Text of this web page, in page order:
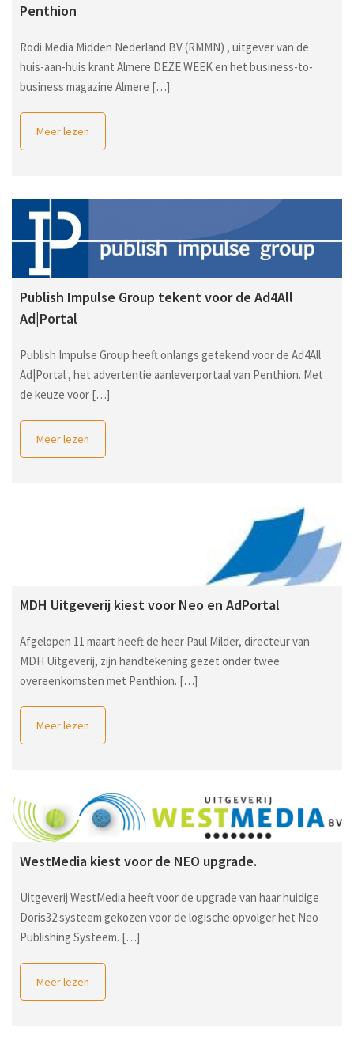
Penthion
Rodi Media Midden Nederland BV (RMMN) , uitgever van de
huis-aan-huis krant Almere DEZE WEEK en het business-to-
business magazine Almere […]
Meer lezen
Publish Impulse Group tekent voor de Ad4All
Ad|Portal
Publish Impulse Group heeft onlangs getekend voor de Ad4All
Ad|Portal , het advertentie aanleverportaal van Penthion. Met
de keuze voor […]
Meer lezen
MDH Uitgeverij kiest voor Neo en AdPortal
Afgelopen 11 maart heeft de heer Paul Milder, directeur van
MDH Uitgeverij, zijn handtekening gezet onder twee
overeenkomsten met Penthion. […]
Meer lezen
WestMedia kiest voor de NEO upgrade.
Uitgeverij WestMedia heeft voor de upgrade van haar huidige
Doris32 systeem gekozen voor de logische opvolger het Neo
Publishing Systeem. […]
Meer lezen